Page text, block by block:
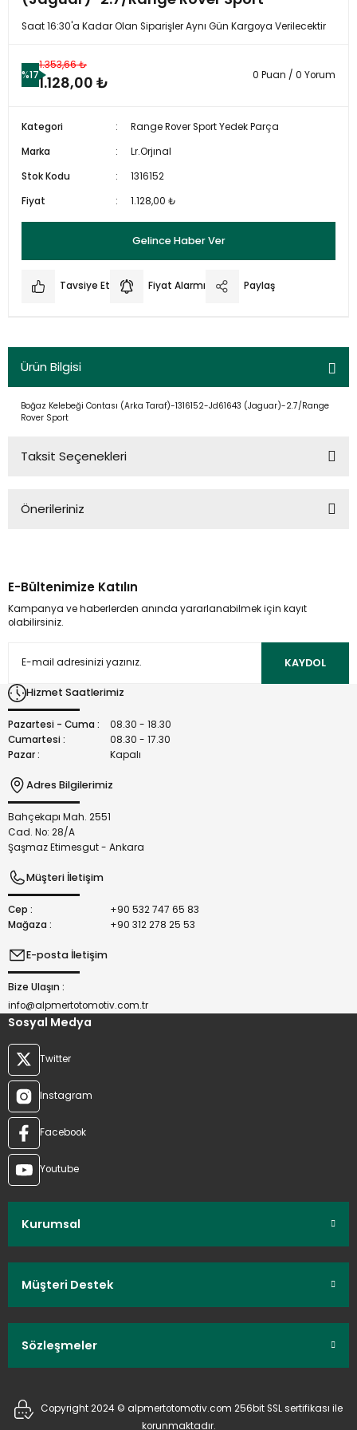
Saat 16:30'a Kadar Olan Siparişler Aynı Gün Kargoya Verilecektir
%17
1.353,66 ₺
1.128,00 ₺ 0 Puan / 0 Yorum
Kategori
Range Rover Sport Yedek Parça
Marka
Lr.Orjınal
Stok Kodu
1316152
Fiyat
1.128,00 ₺
Gelince Haber Ver
Tavsiye Et Fiyat Alarmı Paylaş
Ürün Bilgisi
Boğaz Kelebeği Contası (Arka Taraf)-1316152-Jd61643 (Jaguar)-2.7/Range
Rover Sport
Taksit Seçenekleri
Önerileriniz
kullanarak tarafımıza iletebilirsiniz.
Görüş ve önerileriniz için teşekkür ederiz.
Ürün açıklamasında eksik bilgiler bulunuyor.
Bu ürüne benzer farklı alternatifler olmalı.
E-Bültenimize Katılın
Kampanya ve haberlerden anında yararlanabilmek için kayıt
olabilirsiniz.
KAYDOL
Hizmet Saatlerimiz
Pazartesi - Cuma :
08.30 - 18.30
Cumartesi :
08.30 - 17.30
Pazar :
Kapalı
Adres Bilgilerimiz
Bahçekapı Mah. 2551
Cad. No: 28/A
Şaşmaz Etimesgut - Ankara
Müşteri İletişim
Cep :
+90 532 747 65 83
Mağaza :
+90 312 278 25 53
E-posta İletişim
Bize Ulaşın :
info@alpmertotomotiv.com.tr
Sosyal Medya
Twitter
Instagram
Facebook
Youtube
Kurumsal
Müşteri Destek
Sözleşmeler
Copyright 2024 © alpmertotomotiv.com 256bit SSL sertifikası ile
korunmaktadır.